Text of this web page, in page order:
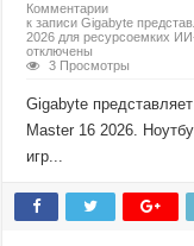
Комментарии
к записи Gigabyte
2026 для ресурсоемких
отключены
3 Просмотры
Gigabyte
Master 16 2026.
игр...